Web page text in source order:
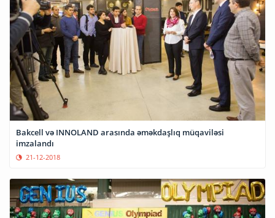
Bakcell və INNOLAND arasında əməkdaşlıq müqaviləsi
imzalandı
21-12-2018